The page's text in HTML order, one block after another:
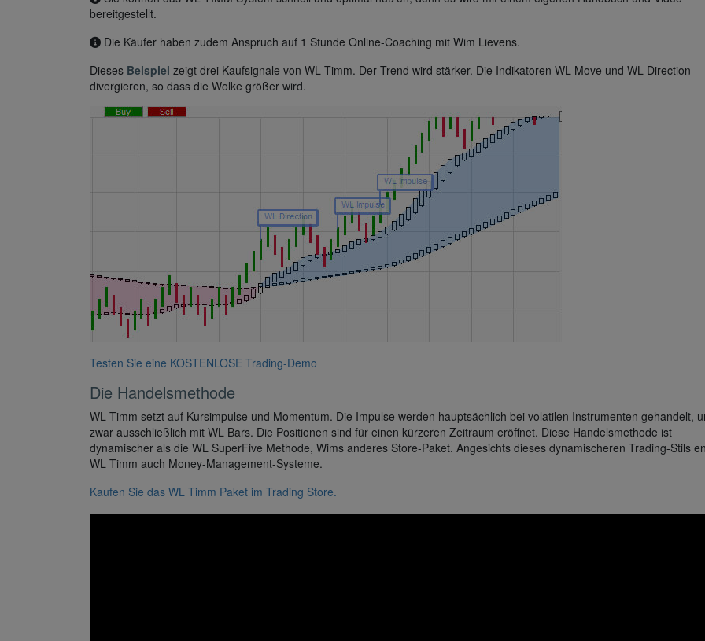
bereitgestellt.
Die Käufer haben zudem Anspruch auf 1 Stunde Online-Coaching mit Wim Lievens.
Dieses Beispiel zeigt drei Kaufsignale von WL Timm. Der Trend wird stärker. Die Indikatoren WL Move und WL Direction
divergieren, so dass die Wolke größer wird.
Testen Sie eine KOSTENLOSE Trading-Demo
Die Handelsmethode
WL Timm setzt auf Kursimpulse und Momentum. Die Impulse werden hauptsächlich bei volatilen Instrumenten gehandelt,
zwar ausschließlich mit WL Bars. Die Positionen sind für einen kürzeren Zeitraum eröffnet. Diese Handelsmethode ist
dynamischer als die WL SuperFive Methode, Wims anderes Store-Paket. Angesichts dieses dynamischeren Trading-Stils
WL Timm auch Money-Management-Systeme.
Kaufen Sie das WL Timm Paket im Trading Store.